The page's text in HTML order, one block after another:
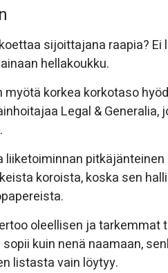
sijoittajana raapia?
hellakoukku.
korkea korkotaso
Legal &
liiketoiminnan
koroista, koska sen
oleellisen ja
kuin nenä naamaan,
listasta vain löytyy.